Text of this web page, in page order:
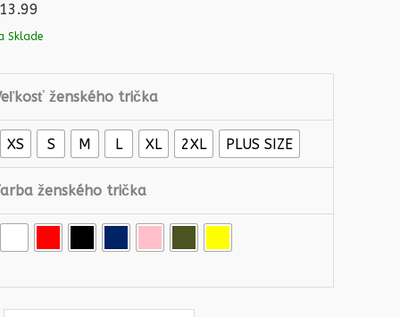
13.99
Sklade
ženského trička
XS S M L XL 2XL PLUS SIZE
ženského trička
JA